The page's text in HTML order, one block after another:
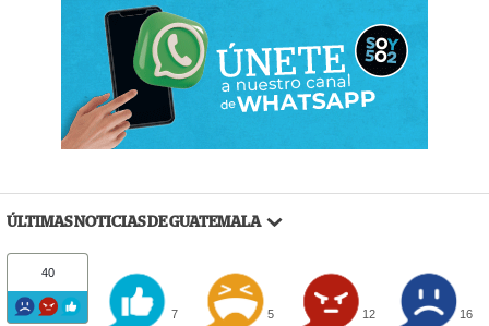
ÚLTIMAS NOTICIAS DE GUATEMALA
40
7 5 12 16